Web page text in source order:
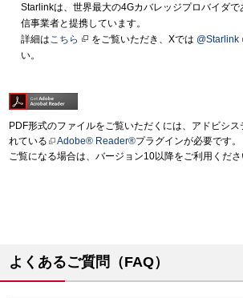
Starlinkは、世界最大の4Gカバレッジプロバイダ
信事業者と提携しています。
詳細は こちら をご覧いただき、Xでは @Starlink
い。
PDF形式のファイルをご覧いただくには、アドビシ
れている
Adobe® Reader®プラグインが必要です
ご覧になる場合は、バージョン10以降をご利用くださ
よくあるご質問（FAQ）